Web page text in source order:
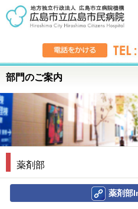
部門のご案内
薬剤部
薬剤部